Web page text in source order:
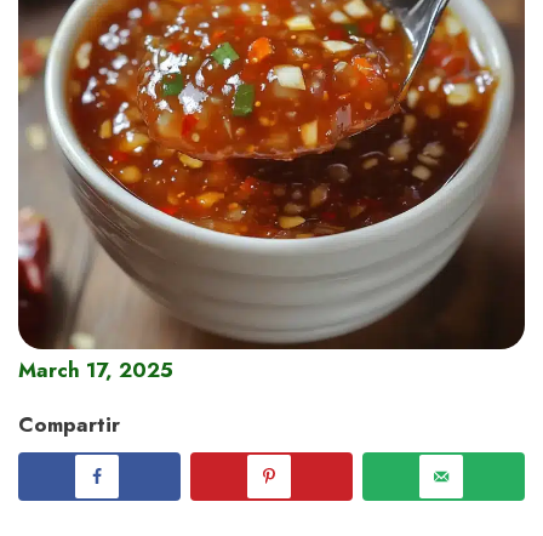
March 17, 2025
Compartir